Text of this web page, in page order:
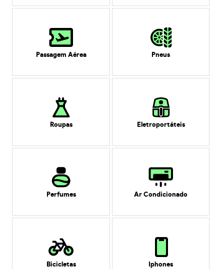
Passagem Aérea Pneus
Roupas Eletroportáteis
Perfumes Ar Condicionado
Bicicletas Iphones